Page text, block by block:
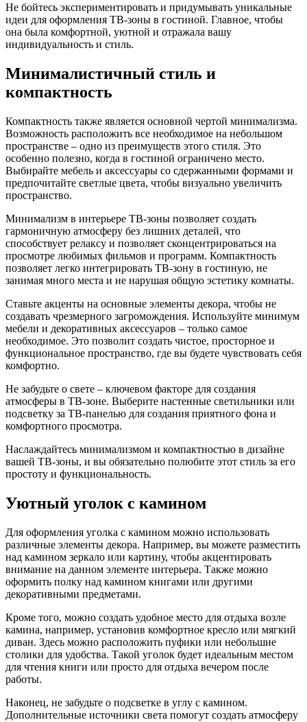
Не бойтесь экспериментировать и придумывать уникальные
идеи для оформления ТВ-зоны в гостиной. Главное, чтобы
она была комфортной, уютной и отражала вашу
индивидуальность и стиль.
Минималистичный стиль и
компактность
Компактность также является основной чертой минимализма.
Возможность расположить все необходимое на небольшом
пространстве – одно из преимуществ этого стиля. Это
особенно полезно, когда в гостиной ограничено место.
Выбирайте мебель и аксессуары со сдержанными формами и
предпочитайте светлые цвета, чтобы визуально увеличить
пространство.
Минимализм в интерьере ТВ-зоны позволяет создать
гармоничную атмосферу без лишних деталей, что
способствует релаксу и позволяет сконцентрироваться на
просмотре любимых фильмов и программ. Компактность
позволяет легко интегрировать ТВ-зону в гостиную, не
занимая много места и не нарушая общую эстетику комнаты.
Ставьте акценты на основные элементы декора, чтобы не
создавать чрезмерного загромождения. Используйте минимум
мебели и декоративных аксессуаров – только самое
необходимое. Это позволит создать чистое, просторное и
функциональное пространство, где вы будете чувствовать себя
комфортно.
Не забудьте о свете – ключевом факторе для создания
атмосферы в ТВ-зоне. Выберите настенные светильники или
подсветку за ТВ-панелью для создания приятного фона и
комфортного просмотра.
Наслаждайтесь минимализмом и компактностью в дизайне
вашей ТВ-зоны, и вы обязательно полюбите этот стиль за его
простоту и функциональность.
Уютный уголок с камином
Для оформления уголка с камином можно использовать
различные элементы декора. Например, вы можете разместить
над камином зеркало или картину, чтобы акцентировать
внимание на данном элементе интерьера. Также можно
оформить полку над камином книгами или другими
декоративными предметами.
Кроме того, можно создать удобное место для отдыха возле
камина, например, установив комфортное кресло или мягкий
диван. Здесь можно расположить пуфики или небольшие
столики для удобства. Такой уголок будет идеальным местом
для чтения книги или просто для отдыха вечером после
работы.
Наконец, не забудьте о подсветке в углу с камином.
Дополнительные источники света помогут создать атмосферу